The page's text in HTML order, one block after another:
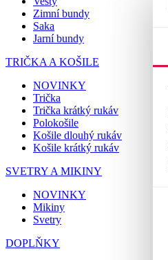
Zimní bundy
Saka
Jarní bundy
TRIČKA A KOŠILE
NOVINKY
Trička
Trička krátký rukáv
Polokošile
Košile dlouhý rukáv
Košile krátký rukáv
SVETRY A MIKINY
NOVINKY
Mikiny
Svetry
DOPLŇKY